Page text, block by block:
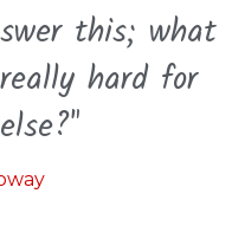
this; what
hard for